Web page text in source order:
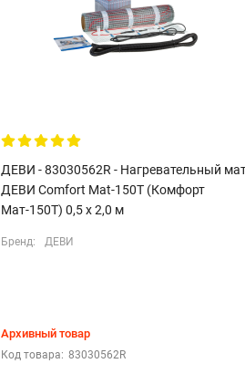
ДЕВИ - 83030562R - Нагревательный
ДЕВИ Comfort Mat-150T (Комфорт
Мат-150Т) 0,5 х 2,0 м
Бренд: ДЕВИ
Архивный товар
Код товара: 83030562R